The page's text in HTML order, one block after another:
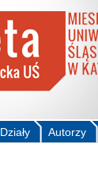
Autorzy
Działy